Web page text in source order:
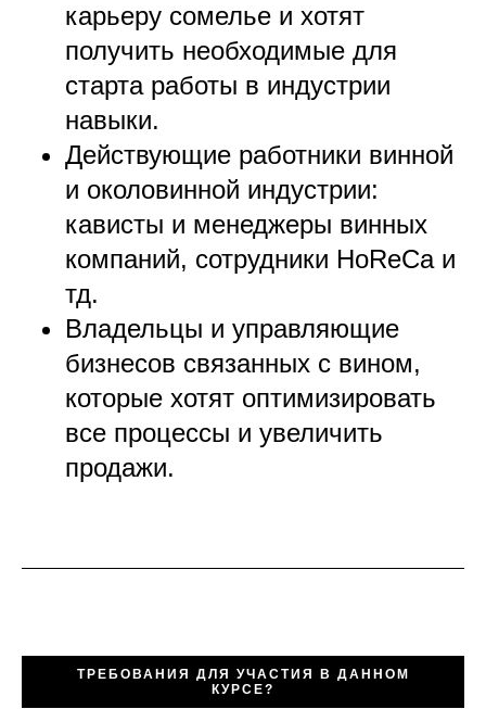
карьеру сомелье и хотят
получить необходимые для
старта работы в индустрии
навыки.
Действующие работники винной
и околовинной индустрии:
кависты и менеджеры винных
компаний, сотрудники HoReCa и
тд.
Владельцы и управляющие
бизнесов связанных с вином,
которые хотят оптимизировать
все процессы и увеличить
продажи.
ТРЕБОВАНИЯ ДЛЯ УЧАСТИЯ В ДАННОМ
КУРСЕ?